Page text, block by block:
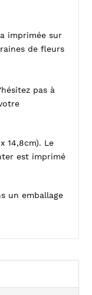
imprimée sur
de fleurs
pas à
14,8cm). Le
est imprimé
un emballage